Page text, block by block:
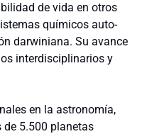
de vida en otros
químicos auto-
darwiniana. Su avance
interdisciplinarios y
en la astronomía,
de 5.500 planetas